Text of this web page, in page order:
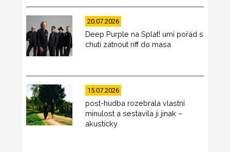
20.07.2026
Deep Purple na Splat! umí pořád s
chutí zatnout riff do masa
15.07.2026
post-hudba rozebrala vlastní
minulost a sestavila ji jinak –
akusticky